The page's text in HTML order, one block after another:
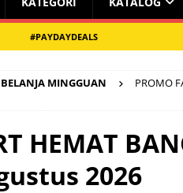
#PAYDAYDEALS
MINGGUAN
PROMO
HEMAT
2026